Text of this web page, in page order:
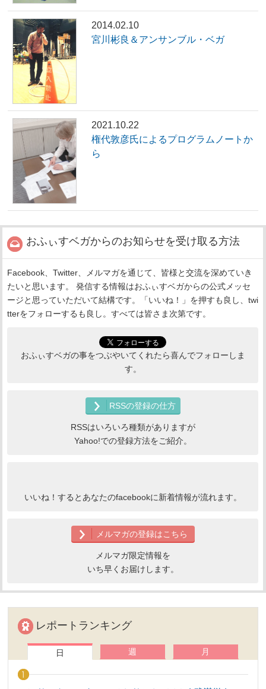
2014.02.10
宮川彬良＆アンサンブル・ベガ
2021.10.22
権代敦彦氏によるプログラムノートか
ら
おふぃすベガからのお知らせを受け取る方法
Facebook、Twitter、メルマガを通じて、皆様と交流を深めていき
たいと思います。 発信する情報はおふぃすベガからの公式メッセ
ージと思っていただいて結構です。「いいね！」を押すも良し、twi
tterをフォローするも良し。すべては皆さま次第です。
おふぃすベガの事をつぶやいてくれたら喜んでフォローしま
す。
RSSの登録の仕方
RSSはいろいろ種類がありますが
Yahoo!での登録方法をご紹介。
いいね！するとあなたのfacebookに新着情報が流れます。
メルマガの登録はこちら
メルマガ限定情報を
いち早くお届けします。
レポートランキング
日 週 月